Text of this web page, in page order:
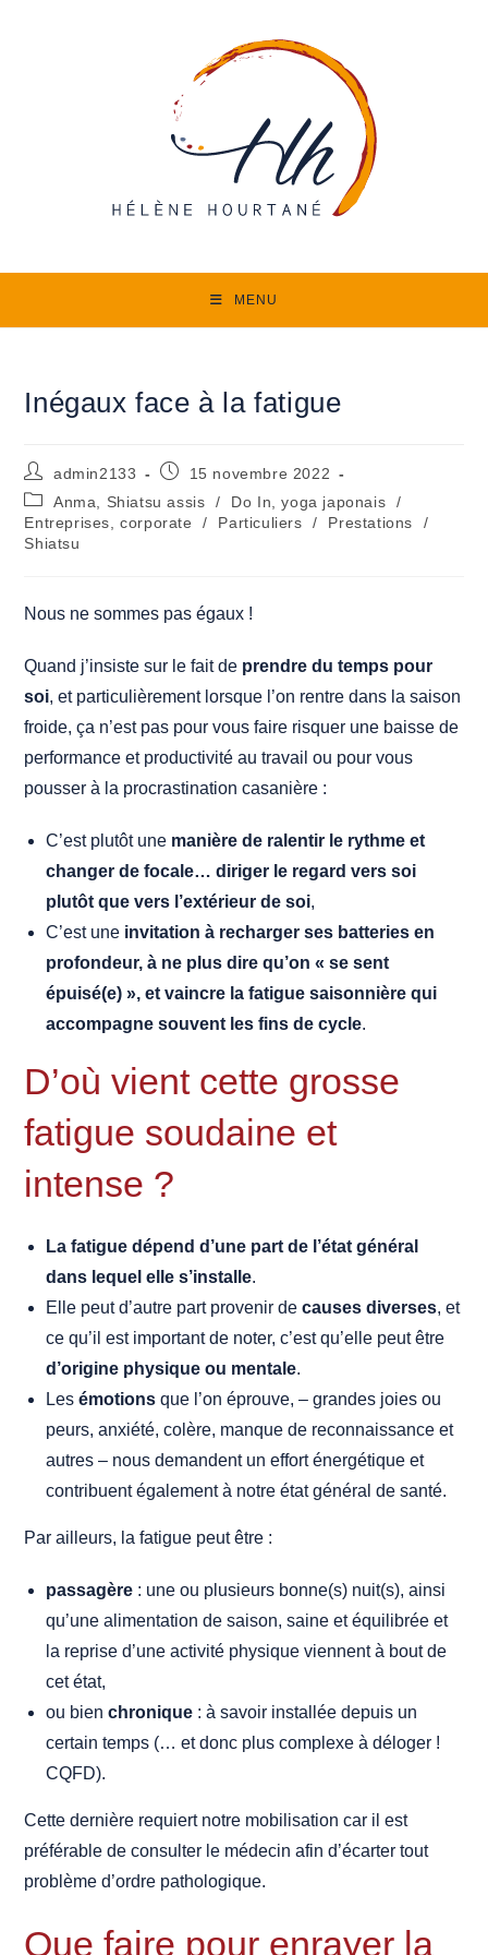
MENU
Inégaux face à la fatigue
Auteur/autrice
de
la
publication :
admin2133
Publication
15 novembre 2022
Post
category:
Anma, Shiatsu assis / Do In, yoga japonais
/
Entreprises, corporate
/ Particuliers / Prestations
/
Shiatsu
Nous ne sommes pas égaux !
Quand j’insiste sur le fait de prendre du temps pour
soi, et particulièrement lorsque l’on rentre dans la saison
froide, ça n’est pas pour vous faire risquer une baisse de
performance et productivité au travail ou pour vous
pousser à la procrastination casanière :
C’est plutôt une manière de ralentir le rythme et
changer de focale… diriger le regard vers soi
plutôt que vers l’extérieur de soi,
C’est une invitation à recharger ses batteries en
profondeur, à ne plus dire qu’on « se sent
épuisé(e) », et vaincre la fatigue saisonnière qui
accompagne souvent les fins de cycle.
D’où vient cette grosse
fatigue soudaine et
intense ?
La fatigue dépend d’une part de l’état général
dans lequel elle s’installe.
Elle peut d’autre part provenir decauses diverses, et
ce qu’il est important de noter, c’est qu’elle peut être
d’origine physique ou mentale.
Lesémotions que l’on éprouve, – grandes joies ou
peurs, anxiété, colère, manque de reconnaissance et
autres – nous demandent un effort énergétique et
contribuent également à notre état général de santé.
Par ailleurs, la fatigue peut être :
passagère : une ou plusieurs bonne(s) nuit(s), ainsi
qu’une alimentation de saison, saine et équilibrée et
la reprise d’une activité physique viennent à bout de
cet état,
ou bienchronique : à savoir installée depuis un
certain temps (… et donc plus complexe à déloger !
CQFD).
Cette dernière requiert notre mobilisation car il est
préférable de consulter le médecin afin d’écarter tout
problème d’ordre pathologique.
Que faire pour enrayer la